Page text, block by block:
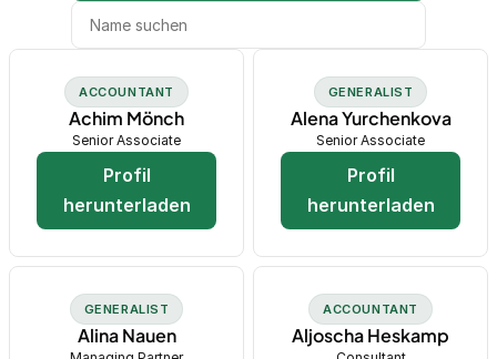
ACCOUNTANT
Achim Mönch
Senior Associate
Profil
herunterladen
GENERALIST
Alena Yurchenkova
Senior Associate
Profil
herunterladen
GENERALIST
Alina Nauen
ACCOUNTANT
Aljoscha Heskamp